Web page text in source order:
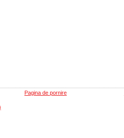
Pagina de pornire